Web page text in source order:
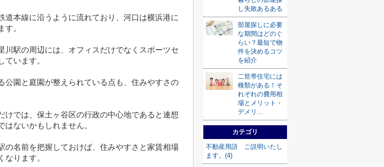
道本線に沿うように流れており、河口は横浜港に
す。
川駅の周辺には、オフィスだけでなくスポーツセ
ています。
公園と庭園が整えられている点も、住みやすさの
けでは、保土ヶ谷区の行政の中心地であると連想
はないかもしれません。
の名前を把握しておけば、住みやすさと家賃相場
なります。
し失敗あるある
部屋探しに必要
な期間はどのぐ
らい？最短で物
件を決めるコツ
を紹介
二世帯住宅には
種類がある！そ
れぞれの費用相
場とメリット・
デメリ...
カテゴリ
不動産用語 ご説明いたし
ます。(4)